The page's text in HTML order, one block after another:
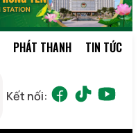
PHÁT THANH TIN TỨC
Kết nối: